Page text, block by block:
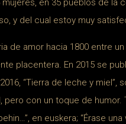
en 35 pueblos de la
y del cual estoy muy
de amor hacia 1800 entre
placentera. En 2015 se
“Tierra de leche y miel”,
pero con un toque de
en euskera; “Érase una